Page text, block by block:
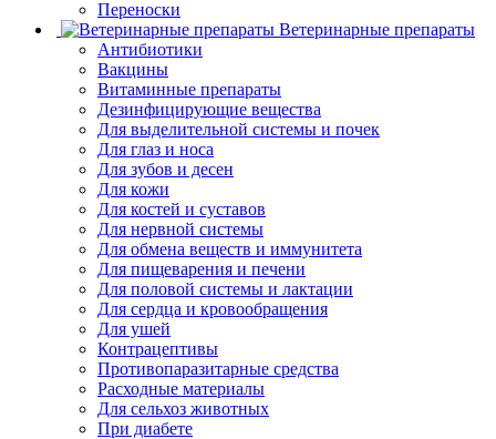
Переноски
Ветеринарные препараты
Антибиотики
Вакцины
Витаминные препараты
Дезинфицирующие вещества
Для выделительной системы и почек
Для глаз и носа
Для зубов и десен
Для кожи
Для костей и суставов
Для нервной системы
Для обмена веществ и иммунитета
Для пищеварения и печени
Для половой системы и лактации
Для сердца и кровообращения
Для ушей
Контрацептивы
Противопаразитарные средства
Расходные материалы
Для сельхоз животных
При диабете